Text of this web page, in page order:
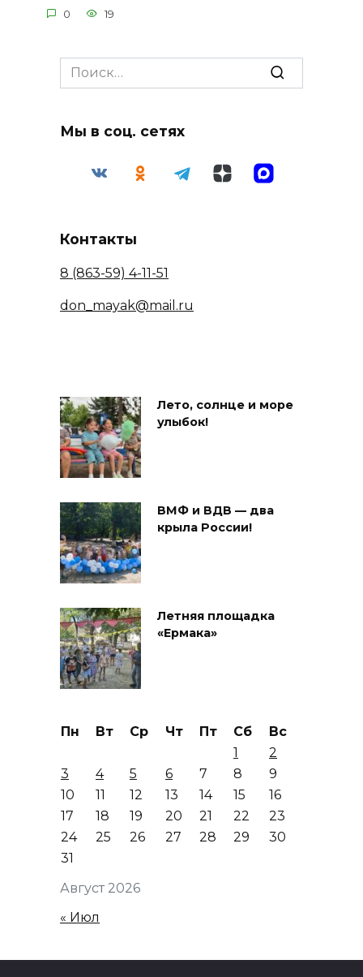
0 19
Search
for:
Мы в соц. сетях
Контакты
8 (863-59) 4-11-51
don_mayak@mail.ru
Лето, солнце и море
улыбок!
ВМФ и ВДВ — два
крыла России!
Летняя площадка
«Ермака»
Август 2026
Пн Вт Ср Чт Пт Сб
Вс
1
2
3
4 5 6 7 8
9
10
11 12 13 14 15
16
17
18 19 20 21 22
23
24
25 26 27 28 29
30
31
« Июл